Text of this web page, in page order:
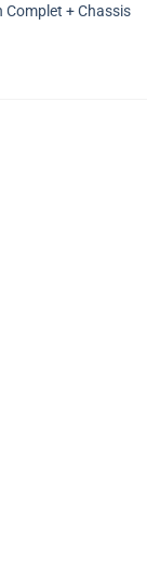
Complet + Chassis